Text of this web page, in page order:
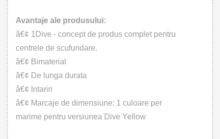
Avantaje ale produsului:
â€¢ 1Dive - concept de produs complet pentru
centrele de scufundare.
â€¢ Bimaterial
â€¢ De lunga durata
â€¢ Intariri
â€¢ Marcaje de dimensiune: 1 culoare per
marime pentru versiunea Dive Yellow